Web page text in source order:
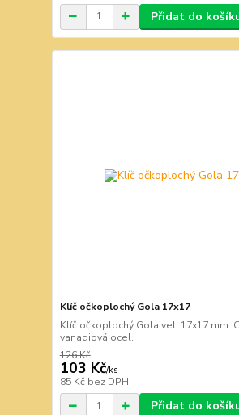
Přidat do
Klíč očkoplochý Gola 17x17
Klíč očkoplochý Gola vel. 17x17 mm.
vanadiová ocel.
126 Kč
103 Kč/ks
85 Kč bez DPH
Přidat do